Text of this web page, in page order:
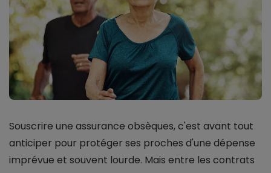
Souscrire une assurance obsèques, c'est avant tout
anticiper pour protéger ses proches d'une dépense
imprévue et souvent lourde. Mais entre les contrats